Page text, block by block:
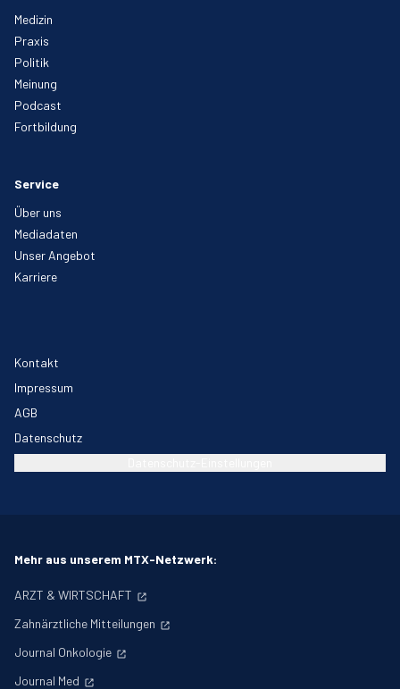
Medizin
Praxis
Politik
Meinung
Podcast
Fortbildung
Service
Über uns
Mediadaten
Unser Angebot
Karriere
Kontakt
Impressum
AGB
Datenschutz
Mehr aus unserem MTX-Netzwerk:
ARZT & WIRTSCHAFT
Zahnärztliche Mitteilungen
Journal Onkologie
Journal Med